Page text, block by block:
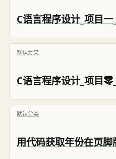
默认分类
C语言程序设计_项目
默认分类
用代码获取年份在页脚